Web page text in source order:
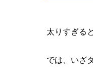
太りすぎる
では、いざ